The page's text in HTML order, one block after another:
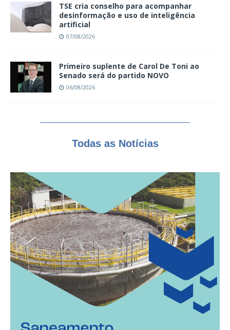
TSE cria conselho para acompanhar
desinformação e uso de inteligência
artificial
07/08/2026
Primeiro suplente de Carol De Toni ao
Senado será do partido NOVO
06/08/2026
Todas as Notícias